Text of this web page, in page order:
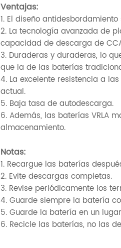
Ventajas:
1. El diseño
2. La tecnología avanzada de
capacidad de descarga de
3. Duraderas y duraderas, lo
que la de las baterías
4. La excelente resistencia a
actual.
5. Baja tasa de autodescarga.
6. Además, las baterías VRLA
almacenamiento.
Notas:
1. Recargue las baterías
2. Evite descargas completas.
3. Revise periódicamente los
4. Guarde siempre la batería
5. Guarde la batería en un
6. Recicle las baterías, no las